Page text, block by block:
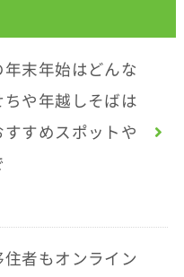
末年始はどんな
や年越しそばは
すめスポットや
者もオンライン